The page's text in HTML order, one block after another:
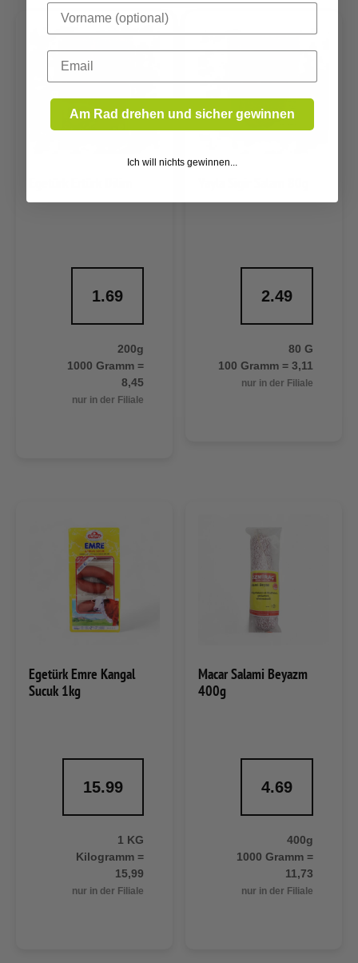
1.69
200g
1000 Gramm =
8,45
nur in der Filiale
2.49
80 G
100 Gramm = 3,11
nur in der Filiale
Egetürk Emre Kangal
Sucuk 1kg
15.99
1 KG
Kilogramm =
15,99
nur in der Filiale
Macar Salami Beyazm
400g
4.69
400g
1000 Gramm =
11,73
nur in der Filiale
Dein Vorname
Email
Am Rad drehen und sicher gewinnen
Ich will nichts gewinnen...